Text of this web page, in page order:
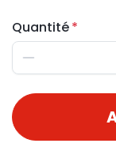
Quantité
Diminuer